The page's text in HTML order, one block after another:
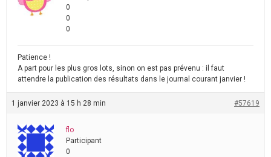
0
0
0
Patience !
A part pour les plus gros lots, sinon on est pas prévenu : il faut
attendre la publication des résultats dans le journal courant janvier !
1 janvier 2023 à 15 h 28 min #57619
flo
Participant
0